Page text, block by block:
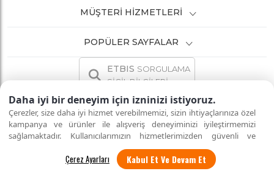
Daha iyi bir deneyim için izninizi istiyoruz.
Çerezler, size daha iyi hizmet verebilmemizi, sizin ihtiyaçlarınıza özel
kampanya ve ürünler ile alışveriş deneyiminizi iyileştirmemizi
sağlamaktadır. Kullanıcılarımızın hizmetlerimizden güvenli ve
eksiksiz şekilde faydalanmalarını sağlamak amacıyla sitemizi
kullanan kişilerin gizliliğini korumayı önemsiyoruz. "Kabul Et"
Kabul Et Ve Devam Et
MÜŞTERI HIZMETLERI
POPÜLER SAYFALAR
ETBIS SORGULAMA
SİCİL BİLGİLERİ
İNTERNETTE GÜVENLİ ALIŞVERİŞ